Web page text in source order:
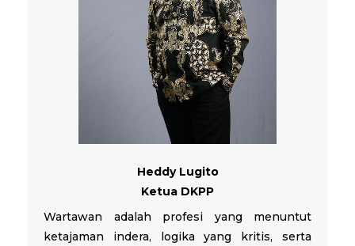
Heddy Lugito
Ketua DKPP
Wartawan adalah profesi yang menuntut
ketajaman indera, logika yang kritis, serta